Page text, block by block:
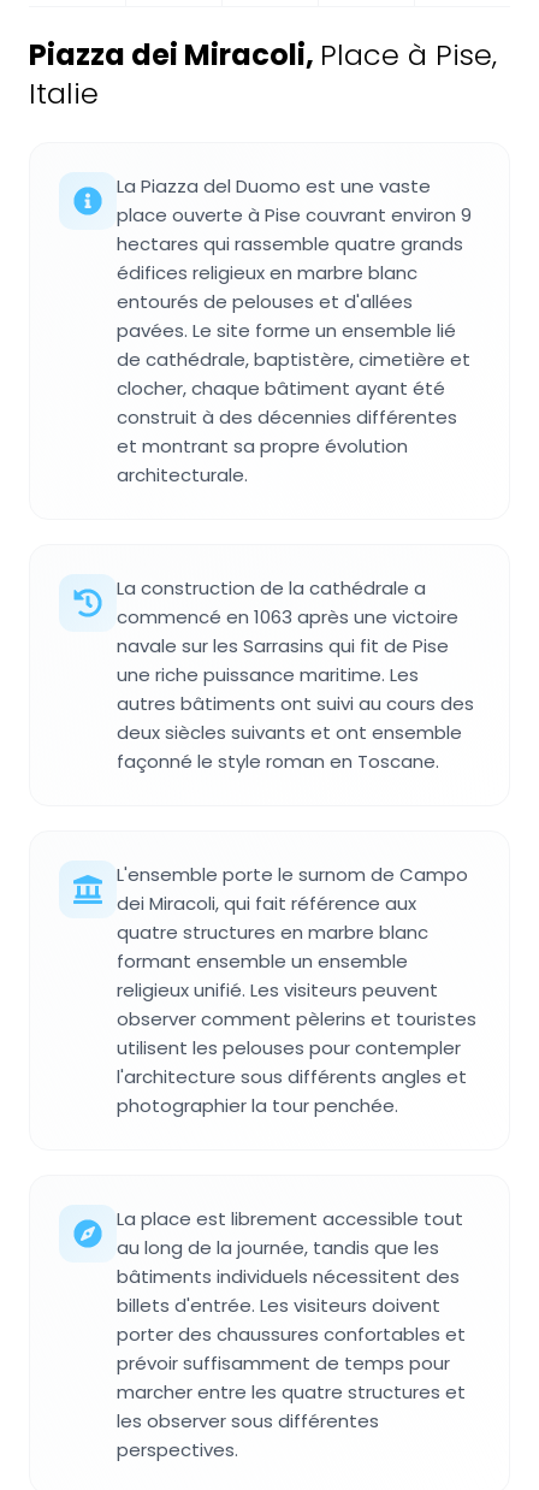
Piazza dei Miracoli, Place à Pise,
Italie
La Piazza del Duomo est une vaste
place ouverte à Pise couvrant environ 9
hectares qui rassemble quatre grands
édifices religieux en marbre blanc
entourés de pelouses et d'allées
pavées. Le site forme un ensemble lié
de cathédrale, baptistère, cimetière et
clocher, chaque bâtiment ayant été
construit à des décennies différentes
et montrant sa propre évolution
architecturale.
La construction de la cathédrale a
commencé en 1063 après une victoire
navale sur les Sarrasins qui fit de Pise
une riche puissance maritime. Les
autres bâtiments ont suivi au cours des
deux siècles suivants et ont ensemble
façonné le style roman en Toscane.
L'ensemble porte le surnom de Campo
dei Miracoli, qui fait référence aux
quatre structures en marbre blanc
formant ensemble un ensemble
religieux unifié. Les visiteurs peuvent
observer comment pèlerins et touristes
utilisent les pelouses pour contempler
l'architecture sous différents angles et
photographier la tour penchée.
La place est librement accessible tout
au long de la journée, tandis que les
bâtiments individuels nécessitent des
billets d'entrée. Les visiteurs doivent
porter des chaussures confortables et
prévoir suffisamment de temps pour
marcher entre les quatre structures et
les observer sous différentes
perspectives.